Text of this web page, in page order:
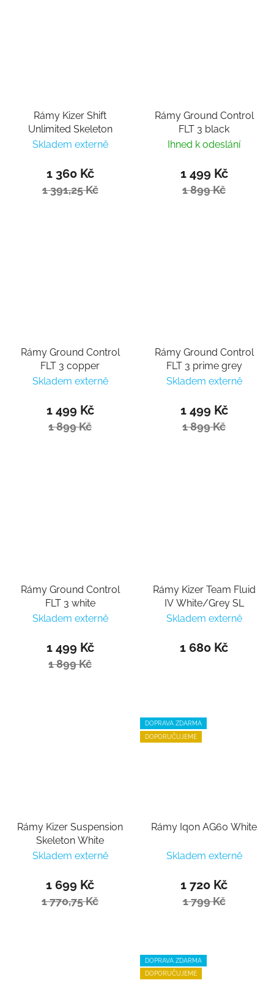
Rámy Kizer Shift
Unlimited Skeleton
Skladem externě
1 360 Kč
1 391,25 Kč
Rámy Ground Control
FLT 3 black
Ihned k odeslání
1 499 Kč
1 899 Kč
Rámy Ground Control
FLT 3 copper
Skladem externě
1 499 Kč
1 899 Kč
Rámy Ground Control
FLT 3 prime grey
Skladem externě
1 499 Kč
1 899 Kč
Rámy Ground Control
FLT 3 white
Skladem externě
1 499 Kč
1 899 Kč
Rámy Kizer Team Fluid
IV White/Grey SL
Skladem externě
1 680 Kč
Rámy Kizer Suspension
Skeleton White
Skladem externě
1 699 Kč
1 770,75 Kč
DOPRAVA ZDARMA
DOPORUČUJEME
Rámy Iqon AG60 White
Skladem externě
1 720 Kč
1 799 Kč
DOPRAVA ZDARMA
DOPORUČUJEME